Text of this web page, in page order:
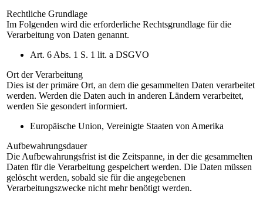
Rechtliche Grundlage
Im Folgenden wird die erforderliche Rechtsgrundlage für die
Verarbeitung von Daten genannt.
Art. 6 Abs. 1 S. 1 lit. a DSGVO
Ort der Verarbeitung
Dies ist der primäre Ort, an dem die gesammelten Daten verarbeitet
werden. Werden die Daten auch in anderen Ländern verarbeitet,
werden Sie gesondert informiert.
Europäische Union, Vereinigte Staaten von Amerika
Aufbewahrungsdauer
Die Aufbewahrungsfrist ist die Zeitspanne, in der die gesammelten
Daten für die Verarbeitung gespeichert werden. Die Daten müssen
gelöscht werden, sobald sie für die angegebenen
Verarbeitungszwecke nicht mehr benötigt werden.